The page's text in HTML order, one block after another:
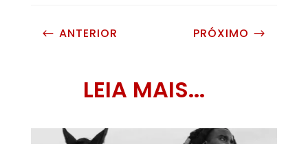
# ANTERIOR PRÓXIMO $
LEIA MAIS...